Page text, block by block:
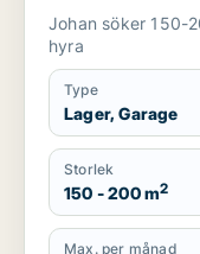
Johan söker 150-
hyra
Type
Lager, Garage
Storlek
150 - 200 m2
Max. per månad